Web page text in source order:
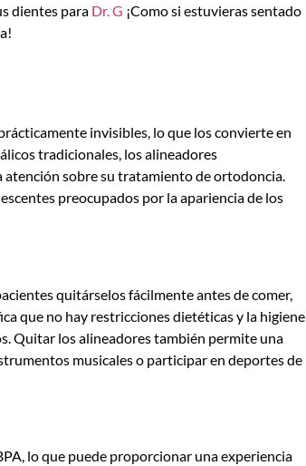
dientes para Dr. G ¡Como si estuvieras sentado
invisibles, lo que los convierte en
tradicionales, los alineadores
sobre su tratamiento de ortodoncia.
preocupados por la apariencia de los
quitárselos fácilmente antes de comer,
que no hay restricciones dietéticas y la higiene
Quitar los alineadores también permite una
musicales o participar en deportes de
lo que puede proporcionar una experiencia